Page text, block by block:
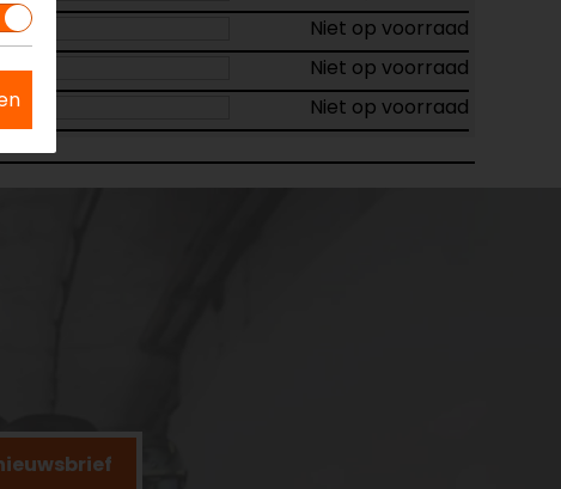
Niet op voorraad
Niet op voorraad
Niet op voorraad